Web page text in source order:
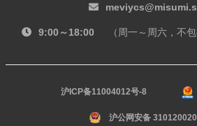
9:00～18:00 （周一～周六，不
沪ICP备11004012号-8
沪公网安备